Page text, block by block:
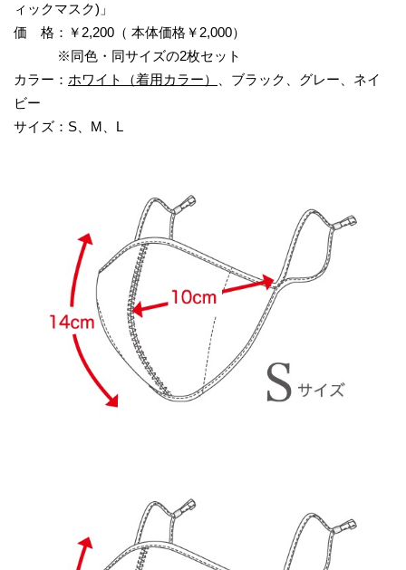
ィックマスク)」
価 格：￥2,200（ 本体価格￥2,000）
※同色・同サイズの2枚セット
カラー： ホワイト（着用カラー）
、ブラック、グレー、ネイ
ビー
サイズ：S、M、L